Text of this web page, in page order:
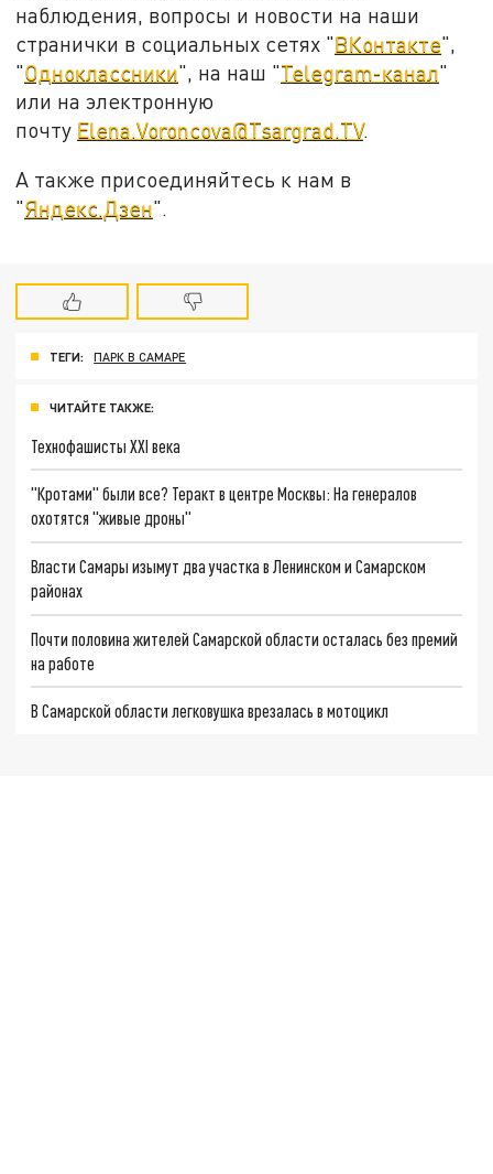
наблюдения, вопросы и новости на наши
странички в социальных сетях "ВКонтакте",
"Одноклассники", на наш "Telegram-канал"
или на электронную
почту Elena.Voroncova@Tsargrad.TV.
А также присоединяйтесь к нам в
"Яндекс.Дзен".
ТЕГИ: ПАРК В САМАРЕ
ЧИТАЙТЕ ТАКЖЕ:
Технофашисты XXI века
"Кротами" были все? Теракт в центре Москвы: На генералов
охотятся "живые дроны"
Власти Самары изымут два участка в Ленинском и Самарском
районах
Почти половина жителей Самарской области осталась без премий
на работе
В Самарской области легковушка врезалась в мотоцикл